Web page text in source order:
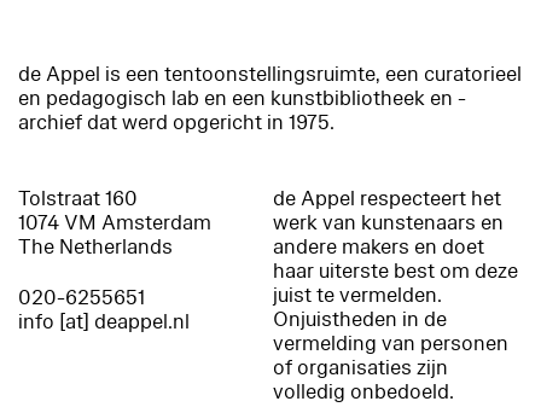
de Appel is een tentoonstellingsruimte, een curatorieel
en pedagogisch lab en een kunstbibliotheek en -
archief dat werd opgericht in 1975.
Tolstraat 160
1074 VM Amsterdam
The Netherlands
020-6255651
info [at] deappel.nl
de Appel respecteert het
werk van kunstenaars en
andere makers en doet
haar uiterste best om deze
juist te vermelden.
Onjuistheden in de
vermelding van personen
of organisaties zijn
volledig onbedoeld.